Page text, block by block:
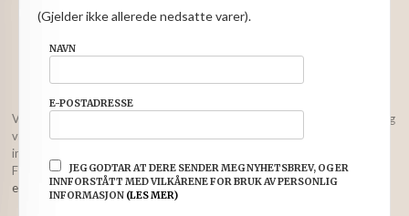
Valuta
FRAKT
Vår nettbutikk bruker cookies slik at du får en bedre kjøpsopplevelse og
vi kan yte deg bedre service. Vi bruker cookies hovedsaklig til å lagre
innloggingsdetaljer og huske hva du har puttet i handlekurven din.
Fortsett å bruke siden som normalt om du godtar dette.Les mer
endre innstillinger for cookies.
(Gjelder ikke allerede nedsatte varer).
NAVN
E-POSTADRESSE
JEG GODTAR AT DERE SENDER MEG NYHETSBREV, OG ER
INNFORSTÅTT MED VILKÅRENE FOR BRUK AV PERSONLIG
INFORMASJON (LES MER)